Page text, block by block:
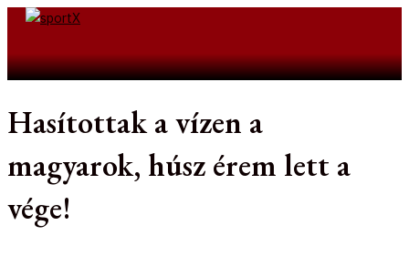
Skip
Hasítottak a vízen a
magyarok, húsz érem lett a
vége!